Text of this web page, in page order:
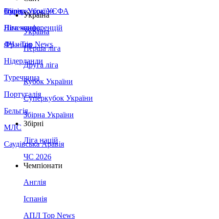
Збірна України
Італія
Німеччина
Франція
Нідерланди
Туреччина
Португалія
Бельгія
МЛС
Саудівська Аравія
Суперкубок УЄФА
Ліга конференцій
ЛЧ - Top News
Україна
Україна
Перша ліга
Друга ліга
Кубок України
Суперкубок України
Збірна України
Збірні
Ліга націй
ЧС 2026
Чемпіонати
Англія
Іспанія
АПЛ Top News